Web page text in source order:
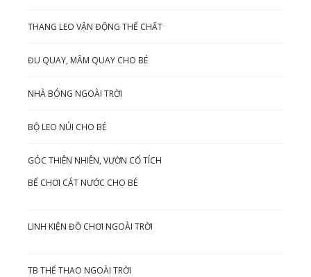
THANG LEO VẬN ĐỘNG THỂ CHẤT
ĐU QUAY, MÂM QUAY CHO BÉ
NHÀ BÓNG NGOÀI TRỜI
BỘ LEO NÚI CHO BÉ
GÓC THIÊN NHIÊN, VƯỜN CỔ TÍCH
BỂ CHƠI CÁT NƯỚC CHO BÉ
LINH KIỆN ĐỒ CHƠI NGOÀI TRỜI
TB THỂ THAO NGOÀI TRỜI